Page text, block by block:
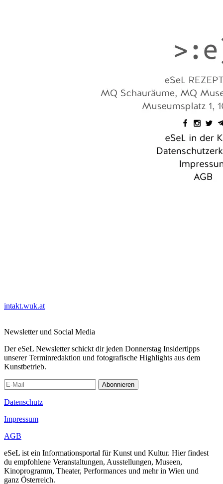
intakt.wuk.at
Newsletter und Social Media
Der eSeL Newsletter schickt dir jeden Donnerstag Insidertipps
unserer Terminredaktion und fotografische Highlights aus dem
Kunstbetrieb.
Abonnieren
Datenschutz
Impressum
AGB
eSeL ist ein Informationsportal für Kunst und Kultur. Hier findest
du empfohlene Veranstaltungen, Ausstellungen, Museen,
Kinoprogramm, Theater, Performances und mehr in Wien und
ganz Österreich.